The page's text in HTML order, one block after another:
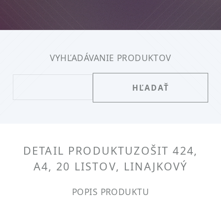
VYHĽADÁVANIE PRODUKTOV
DETAIL PRODUKTUZOŠIT 424,
A4, 20 LISTOV, LINAJKOVÝ
POPIS PRODUKTU